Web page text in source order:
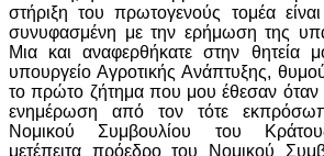
στήριξη του πρωτογενούς τομέα
συνυφασμένη με την ερήμωση της
Μια και αναφερθήκατε στην θητεία
υπουργείο Αγροτικής Ανάπτυξης,
το πρώτο ζήτημα που μου έθεσαν όταν
ενημέρωση από τον τότε
Νομικού Συμβουλίου του
μετέπειτα πρόεδρο του Νομικού